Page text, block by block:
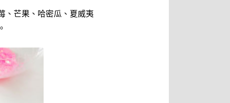
、芒果、哈密瓜、夏威夷